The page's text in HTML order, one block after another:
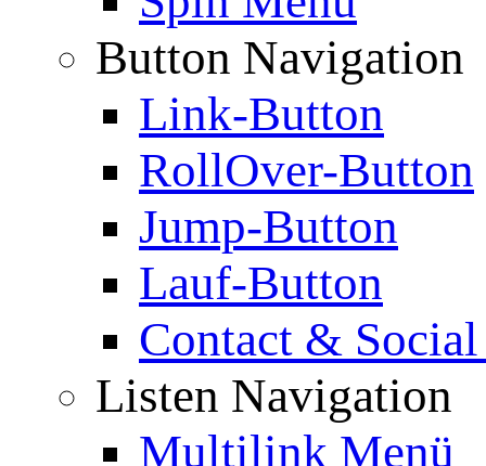
Button Navigation
Link-Button
RollOver-Button
Jump-Button
Lauf-Button
Contact &
Listen Navigation
Multilink Menü